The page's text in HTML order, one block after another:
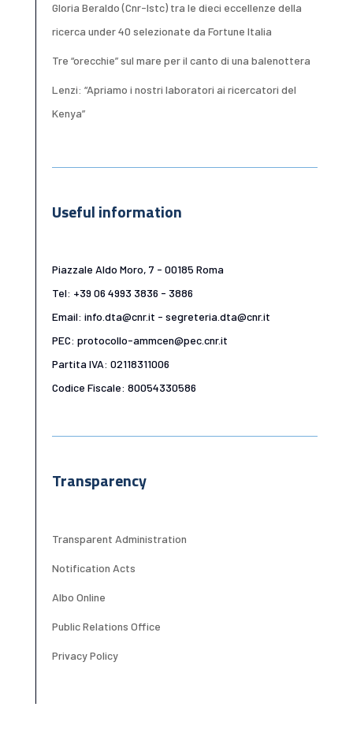
Gloria Beraldo (Cnr-Istc) tra le dieci eccellenze della
ricerca under 40 selezionate da Fortune Italia
Tre “orecchie” sul mare per il canto di una balenottera
Lenzi: “Apriamo i nostri laboratori ai ricercatori del
Kenya”
Useful information
Piazzale Aldo Moro, 7 - 00185 Roma
Tel: +39 06 4993 3836 - 3886
Email: info.dta@cnr.it - segreteria.dta@cnr.it
PEC: protocollo-ammcen@pec.cnr.it
Partita IVA: 02118311006
Codice Fiscale: 80054330586
Transparency
Transparent Administration
Notification Acts
Albo Online
Public Relations Office
Privacy Policy